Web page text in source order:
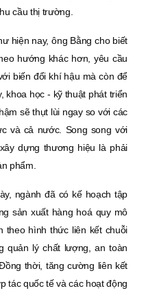
cầu thị trường.
hiện nay, ông Bằng cho biết
hướng khác hơn, yêu cầu
biến đổi khí hậu mà còn để
khoa học - kỹ thuật phát triển
sẽ thụt lùi ngay so với các
và cả nước. Song song với
dựng thương hiệu là phải
phẩm.
ngành đã có kế hoạch tập
sản xuất hàng hoá quy mô
theo hình thức liên kết chuỗi
quản lý chất lượng, an toàn
thời, tăng cường liên kết
tác quốc tế và các hoạt động